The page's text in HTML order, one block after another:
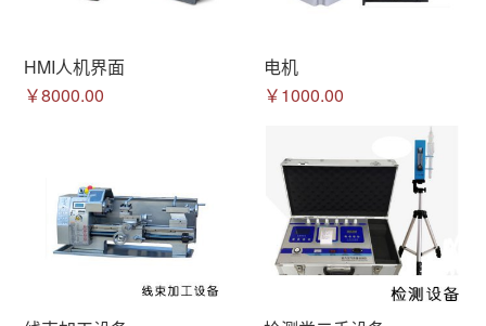
HMI人机界面
￥8000.00
电机
￥1000.00